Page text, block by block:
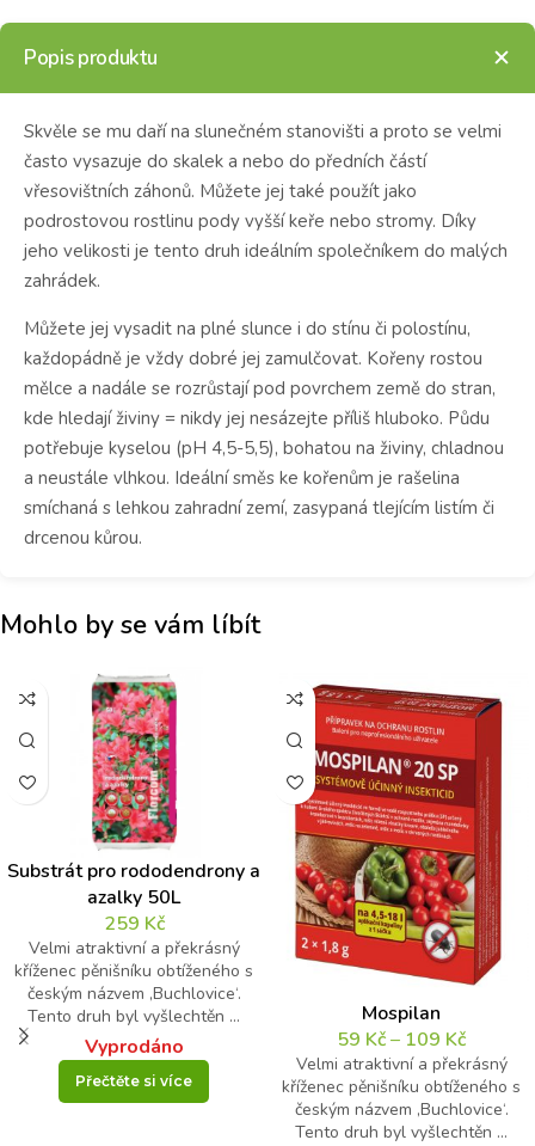
Popis produktu
Skvěle se mu daří na slunečném stanovišti a proto se velmi
často vysazuje do skalek a nebo do předních částí
vřesovištních záhonů. Můžete jej také použít jako
podrostovou rostlinu pody vyšší keře nebo stromy. Díky
jeho velikosti je tento druh ideálním společníkem do malých
zahrádek.
Můžete jej vysadit na plné slunce i do stínu či polostínu,
každopádně je vždy dobré jej zamulčovat. Kořeny rostou
mělce a nadále se rozrůstají pod povrchem země do stran,
kde hledají živiny = nikdy jej nesázejte příliš hluboko. Půdu
potřebuje kyselou (pH 4,5-5,5), bohatou na živiny, chladnou
a neustále vlhkou. Ideální směs ke kořenům je rašelina
smíchaná s lehkou zahradní zemí, zasypaná tlejícím listím či
drcenou kůrou.
Mohlo by se vám líbít
Substrát pro rododendrony a
azalky 50L
259 Kč
Velmi atraktivní a překrásný
kříženec pěnišníku obtíženého s
českým názvem ‚Buchlovice‘.
Tento druh byl vyšlechtěn ...
Vyprodáno
Přečtěte si více
Mospilan
59 Kč– 109 Kč
Velmi atraktivní a překrásný
kříženec pěnišníku obtíženého s
českým názvem ‚Buchlovice‘.
Tento druh byl vyšlechtěn ...